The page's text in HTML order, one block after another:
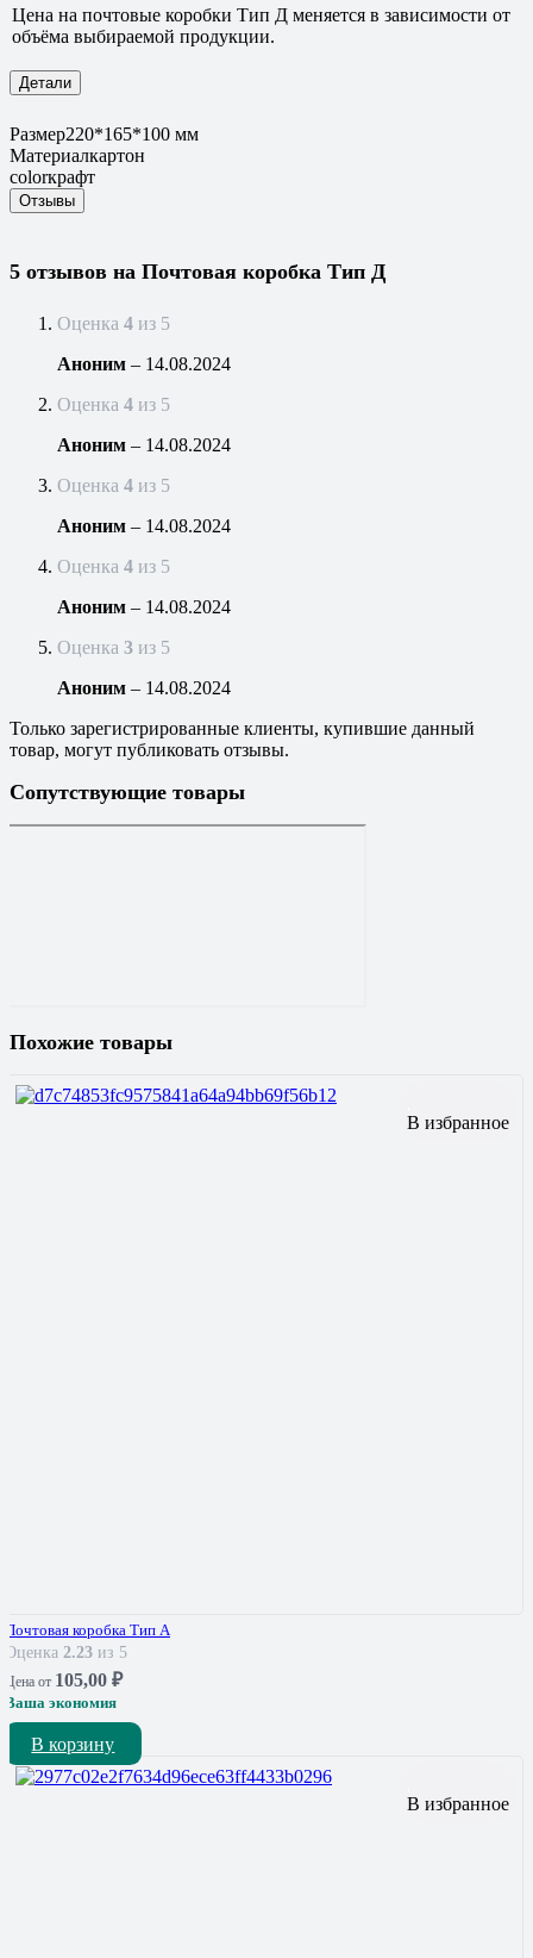
Цена на почтовые коробки Тип Д меняется в зависимости от
объёма выбираемой продукции.
Детали
Размер220*165*100 мм
Материалкартон
colorкрафт
Отзывы
5 отзывов на Почтовая коробка Тип Д
Оценка 4 из 5
Аноним – 14.08.2024
Оценка 4 из 5
Аноним – 14.08.2024
Оценка 4 из 5
Аноним – 14.08.2024
Оценка 4 из 5
Аноним – 14.08.2024
Оценка 3 из 5
Аноним – 14.08.2024
Только зарегистрированные клиенты, купившие данный
товар, могут публиковать отзывы.
Сопутствующие товары
Похожие товары
В избранное
Почтовая коробка Тип А
Оценка 2.23 из 5
Цена от 105,00 ₽
Ваша экономия
В корзину
В избранное